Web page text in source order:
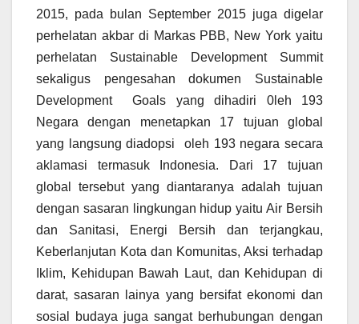
2015, pada bulan September 2015 juga digelar
perhelatan akbar di Markas PBB, New York yaitu
perhelatan Sustainable Development Summit
sekaligus pengesahan dokumen Sustainable
Development Goals yang dihadiri 0leh 193
Negara dengan menetapkan 17 tujuan global
yang langsung diadopsi oleh 193 negara secara
aklamasi termasuk Indonesia. Dari 17 tujuan
global tersebut yang diantaranya adalah tujuan
dengan sasaran lingkungan hidup yaitu Air Bersih
dan Sanitasi, Energi Bersih dan terjangkau,
Keberlanjutan Kota dan Komunitas, Aksi terhadap
Iklim, Kehidupan Bawah Laut, dan Kehidupan di
darat, sasaran lainya yang bersifat ekonomi dan
sosial budaya juga sangat berhubungan dengan